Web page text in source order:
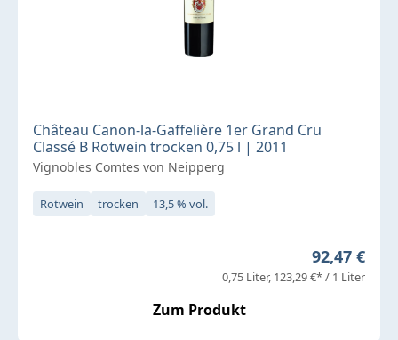
Château Canon-la-Gaffelière 1er Grand Cru
Classé B Rotwein trocken 0,75 l | 2011
Vignobles Comtes von Neipperg
Rotwein trocken 13,5 % vol.
Regulärer
92,47 €
0,75 Liter 123,29 €* / 1 Liter
Zum Produkt